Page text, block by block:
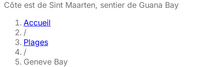
Côte est de Sint Maarten, sentier de Guana Bay
Accueil
/
Plages
/
Geneve Bay